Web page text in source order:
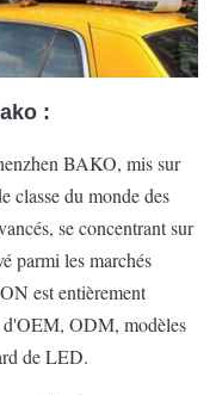
3500nits
80W/set
250W/set
:
BAKO, mis sur
classe du monde des
se concentrant sur
parmi les marchés
est entièrement
ODM, modèles
de LED.